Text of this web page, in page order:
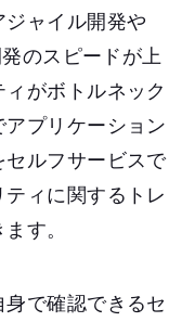
ャイル開発や
のスピードが上
がボトルネック
プリケーション
ルフサービスで
ィに関するトレ
す。
で確認できるセ